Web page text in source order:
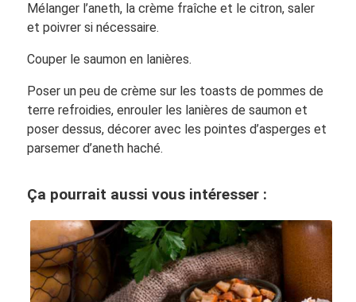
Mélanger l’aneth, la crème fraîche et le citron, saler
et poivrer si nécessaire.
Couper le saumon en lanières.
Poser un peu de crème sur les toasts de pommes de
terre refroidies, enrouler les lanières de saumon et
poser dessus, décorer avec les pointes d’asperges et
parsemer d’aneth haché.
Ça pourrait aussi vous intéresser :